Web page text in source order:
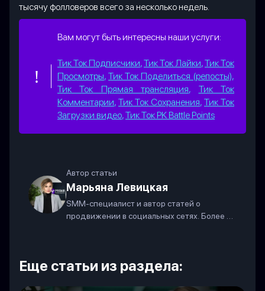
тысячу фолловеров всего за несколько недель.
Вам могут быть интересны наши услуги:
Тик Ток Подписчики,Тик Ток Лайки,Тик Ток
Просмотры, Тик Ток Поделиться (репосты),
Тик Ток Прямая трансляция, Тик Ток
Комментарии, Тик Ток Сохранения, Тик Ток
Загрузки видео,Тик Ток PK Battle Points
Автор статьи
Марьяна Левицкая
SMM-специалист и автор статей о
продвижении в социальных сетях. Более 7
Еще статьи из раздела: